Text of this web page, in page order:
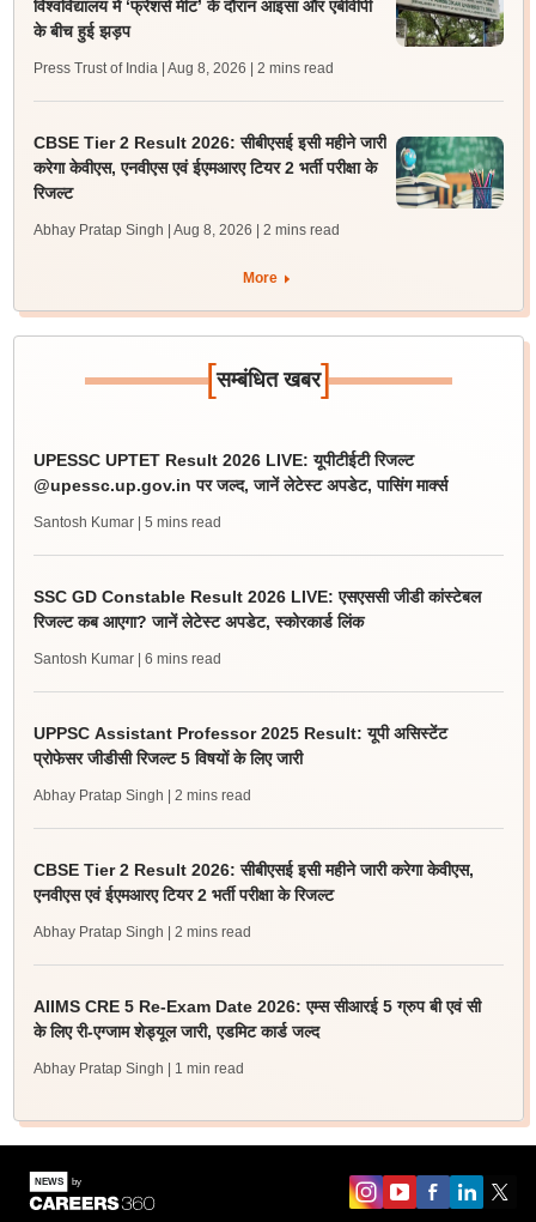
विश्वविद्यालय में ‘फ्रेशर्स मीट’ के दौरान आइसा और एबीवीपी
के बीच हुई झड़प
Press Trust of India | Aug 8, 2026 | 2 mins read
CBSE Tier 2 Result 2026: सीबीएसई इसी महीने जारी
करेगा केवीएस, एनवीएस एवं ईएमआरए टियर 2 भर्ती परीक्षा के
रिजल्ट
Abhay Pratap Singh | Aug 8, 2026 | 2 mins read
More
[सम्बंधित खबर]
UPESSC UPTET Result 2026 LIVE: यूपीटीईटी रिजल्ट
@upessc.up.gov.in पर जल्द, जानें लेटेस्ट अपडेट, पासिंग मार्क्स
Santosh Kumar | 5 mins read
SSC GD Constable Result 2026 LIVE: एसएससी जीडी कांस्टेबल
रिजल्ट कब आएगा? जानें लेटेस्ट अपडेट, स्कोरकार्ड लिंक
Santosh Kumar | 6 mins read
UPPSC Assistant Professor 2025 Result: यूपी असिस्टेंट
प्रोफेसर जीडीसी रिजल्ट 5 विषयों के लिए जारी
Abhay Pratap Singh | 2 mins read
CBSE Tier 2 Result 2026: सीबीएसई इसी महीने जारी करेगा केवीएस,
एनवीएस एवं ईएमआरए टियर 2 भर्ती परीक्षा के रिजल्ट
Abhay Pratap Singh | 2 mins read
AIIMS CRE 5 Re-Exam Date 2026: एम्स सीआरई 5 ग्रुप बी एवं सी
के लिए री-एग्जाम शेड्यूल जारी, एडमिट कार्ड जल्द
Abhay Pratap Singh | 1 min read